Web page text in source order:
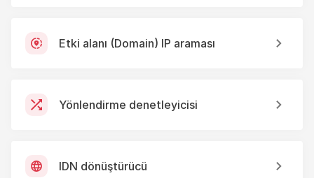
Etki alanı (Domain) IP araması
Yönlendirme denetleyicisi
IDN dönüştürücü